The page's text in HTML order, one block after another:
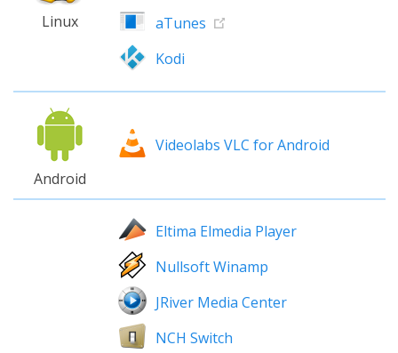
Linux
aTunes
Kodi
Android
Videolabs VLC for Android
Eltima Elmedia Player
Nullsoft Winamp
JRiver Media Center
NCH Switch